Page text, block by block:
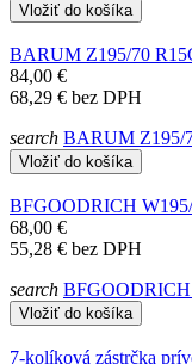
Vložiť do košíka
BARUM Z195/70
84,00 €
68,29 € bez DPH
search BARUM Z195/
Vložiť do košíka
BFGOODRICH
68,00 €
55,28 € bez DPH
search BFGOODRICH
Vložiť do košíka
7-kolíková zástrčka